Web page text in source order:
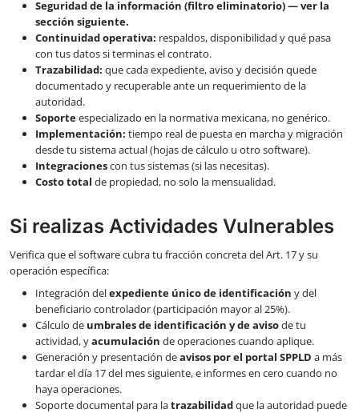
Seguridad de la información (filtro eliminatorio) — ver la
sección siguiente.
Continuidad operativa: respaldos, disponibilidad y qué pasa
con tus datos si terminas el contrato.
Trazabilidad: que cada expediente, aviso y decisión quede
documentado y recuperable ante un requerimiento de la
autoridad.
Soporteespecializado en la normativa mexicana, no genérico.
Implementación: tiempo real de puesta en marcha y migración
desde tu sistema actual (hojas de cálculo u otro software).
Integracionescon tus sistemas (si las necesitas).
Costo total de propiedad, no solo la mensualidad.
Si realizas Actividades Vulnerables
Verifica que el software cubra tu fracción concreta del Art. 17 y su
operación específica:
Integración delexpediente único de identificación y del
beneficiario controlador (participación mayor al 25%).
Cálculo de umbrales de identificación y de avisode tu
actividad, yacumulación de operaciones cuando aplique.
Generación y presentación deavisos por el portal SPPLD a más
tardar el día 17 del mes siguiente, e informes en cero cuando no
haya operaciones.
Soporte documental para latrazabilidadque la autoridad puede